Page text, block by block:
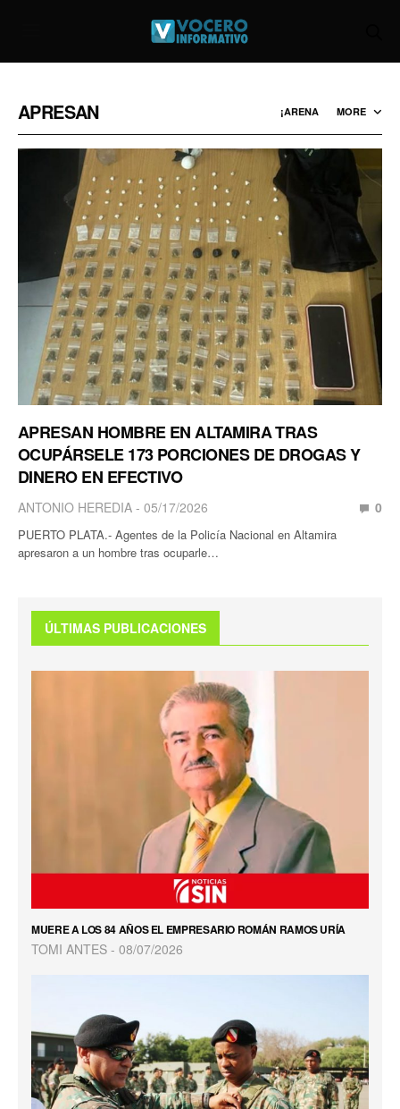
APRESAN ¡ARENA MORE
APRESAN HOMBRE EN ALTAMIRA TRAS
OCUPÁRSELE 173 PORCIONES DE DROGAS Y
DINERO EN EFECTIVO
ANTONIO HEREDIA 05/17/2026 0
PUERTO PLATA.- Agentes de la Policía Nacional en Altamira
apresaron a un hombre tras ocuparle…
ÚLTIMAS PUBLICACIONES
MUERE A LOS 84 AÑOS EL EMPRESARIO ROMÁN RAMOS URÍA
TOMI ANTES 08/07/2026